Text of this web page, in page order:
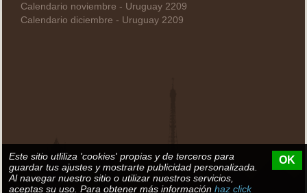
Calendario noviembre - Uruguay 2209
Calendario diciembre - Uruguay 2209
Este sitio utliliza 'cookies' propias y de terceros para
guardar tus ajustes y mostrarte publicidad personalizada.
Al navegar nuestro sitio o utilizar nuestros servicios,
aceptas su uso. Para obtener más información haz click
OK